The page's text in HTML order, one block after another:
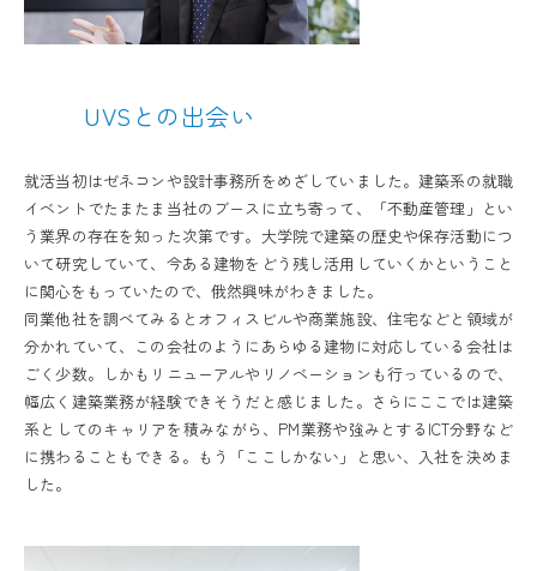
UVSとの出会い
就活当初はゼネコンや設計事務所をめざしていました。建築系の就職
イベントでたまたま当社のブースに立ち寄って、「不動産管理」とい
う業界の存在を知った次第です。大学院で建築の歴史や保存活動につ
いて研究していて、今ある建物をどう残し活用していくかということ
に関心をもっていたので、俄然興味がわきました。
同業他社を調べてみるとオフィスビルや商業施設、住宅などと領域が
分かれていて、この会社のようにあらゆる建物に対応している会社は
ごく少数。しかもリニューアルやリノベーションも行っているので、
幅広く建築業務が経験できそうだと感じました。さらにここでは建築
系としてのキャリアを積みながら、PM業務や強みとするICT分野など
に携わることもできる。もう「ここしかない」と思い、入社を決めま
した。